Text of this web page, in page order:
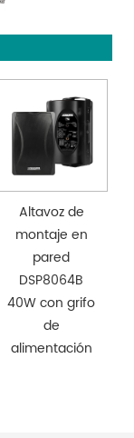
Altavoz de
montaje en
pared
DSP8064B
40W con grifo
de
alimentación